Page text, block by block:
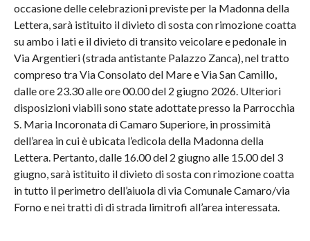
occasione delle celebrazioni previste per la Madonna della
Lettera, sarà istituito il divieto di sosta con rimozione coatta
su ambo i lati e il divieto di transito veicolare e pedonale in
Via Argentieri (strada antistante Palazzo Zanca), nel tratto
compreso tra Via Consolato del Mare e Via San Camillo,
dalle ore 23.30 alle ore 00.00 del 2 giugno 2026. Ulteriori
disposizioni viabili sono state adottate presso la Parrocchia
S. Maria Incoronata di Camaro Superiore, in prossimità
dell’area in cui è ubicata l’edicola della Madonna della
Lettera. Pertanto, dalle 16.00 del 2 giugno alle 15.00 del 3
giugno, sarà istituito il divieto di sosta con rimozione coatta
in tutto il perimetro dell’aiuola di via Comunale Camaro/via
Forno e nei tratti di di strada limitrofi all’area interessata.